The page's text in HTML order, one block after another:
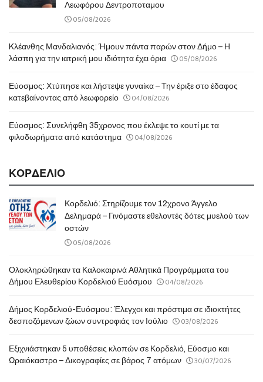
Λεωφόρου Δεντροποταμου
05/08/2026
Kλέανθης Μανδαλιανός: Ήμουν πάντα παρών στον Δήμο – Η
λάσπη για την ιατρική μου ιδιότητα έχει όρια
05/08/2026
Εύοσμος: Χτύπησε και λήστεψε γυναίκα – Την έριξε στο έδαφος
κατεβαίνοντας από λεωφορείο
04/08/2026
Εύοσμος: Συνελήφθη 35χρονος που έκλεψε το κουτί με τα
φιλοδωρήματα από κατάστημα
04/08/2026
ΚΟΡΔΕΛΙΟ
Κορδελιό: Στηρίζουμε τον 12χρονο Άγγελο
Δελημαρά – Γινόμαστε εθελοντές δότες μυελού των
οστών
05/08/2026
Ολοκληρώθηκαν τα Καλοκαιρινά Αθλητικά Προγράμματα του
Δήμου Ελευθερίου Κορδελιού Ευόσμου
04/08/2026
Δήμος Κορδελιού-Ευόσμου: Έλεγχοι και πρόστιμα σε ιδιοκτήτες
δεσποζόμενων ζώων συντροφιάς τον Ιούλιο
03/08/2026
Εξιχνιάστηκαν 5 υποθέσεις κλοπών σε Κορδελιό, Εύοσμο και
Ωραιόκαστρο – Δικογραφίες σε βάρος 7 ατόμων
30/07/2026